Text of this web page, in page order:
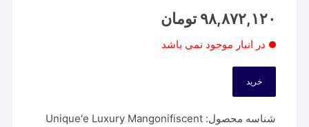
۹۸,۸۷۲,۱۲۰ تومان
در انبار موجود نمی باشد
خرید
شناسه محصول:Unique'e Luxury Mangonifiscent